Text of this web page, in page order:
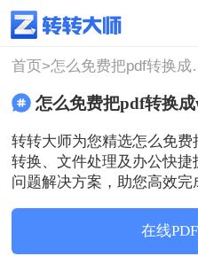
使用技巧
首页> 怎么
怎么免费把pdf转换
转转大师为您精选怎么免
转换、文件处理及办公快
问题解决方案，助您高效完
在线